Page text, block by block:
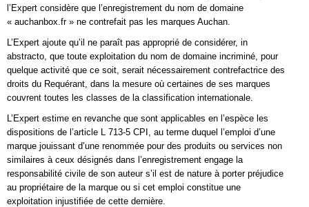
l’Expert considère que l’enregistrement du nom de domaine
« auchanbox.fr » ne contrefait pas les marques Auchan.
L’Expert ajoute qu’il ne paraît pas approprié de considérer, in
abstracto, que toute exploitation du nom de domaine incriminé, pour
quelque activité que ce soit, serait nécessairement contrefactrice des
droits du Requérant, dans la mesure où certaines de ses marques
couvrent toutes les classes de la classification internationale.
L’Expert estime en revanche que sont applicables en l’espèce les
dispositions de l’article L 713-5 CPI, au terme duquel l’emploi d’une
marque jouissant d’une renommée pour des produits ou services non
similaires à ceux désignés dans l’enregistrement engage la
responsabilité civile de son auteur s’il est de nature à porter préjudice
au propriétaire de la marque ou si cet emploi constitue une
exploitation injustifiée de cette dernière.